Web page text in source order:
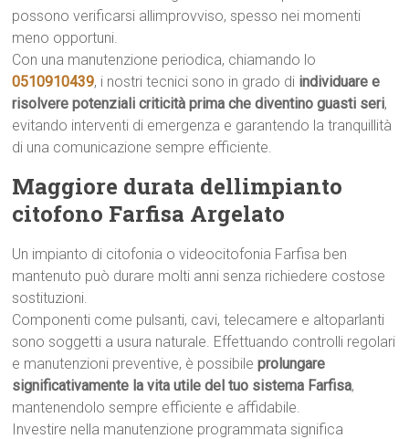
possono verificarsi allimprovviso, spesso nei momenti
meno opportuni.
Con una manutenzione periodica, chiamando lo
0510910439, i nostri tecnici sono in grado di individuare e
risolvere potenziali criticità prima che diventino guasti seri,
evitando interventi di emergenza e garantendo la tranquillità
di una comunicazione sempre efficiente.
Maggiore durata dellimpianto
citofono Farfisa Argelato
Un impianto di citofonia o videocitofonia Farfisa ben
mantenuto può durare molti anni senza richiedere costose
sostituzioni.
Componenti come pulsanti, cavi, telecamere e altoparlanti
sono soggetti a usura naturale. Effettuando controlli regolari
e manutenzioni preventive, è possibileprolungare
significativamente la vita utile del tuo sistema Farfisa,
mantenendolo sempre efficiente e affidabile.
Investire nella manutenzione programmata significa